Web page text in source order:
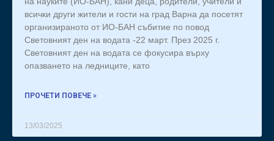
всички други жители и гости на град Варна да посетят
организираното от ИО-БАН събитие по повод
Световният ден на водата -22 март. През 2025 г.
Световният ден на водата се фокусира върху
опазването на ледниците, като
ПРОЧЕТИ ПОВЕЧЕ »
13/03/2025